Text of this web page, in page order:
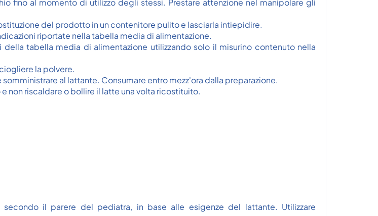
fino al momento di utilizzo degli stessi. Prestare attenzione nel manipolare gli
del prodotto in un contenitore pulito e lasciarla intiepidire.
riportate nella tabella media di alimentazione.
tabella media di alimentazione utilizzando solo il misurino contenuto nella
la polvere.
al lattante. Consumare entro mezz'ora dalla preparazione.
non riscaldare o bollire il latte una volta ricostituito.
il parere del pediatra, in base alle esigenze del lattante. Utilizzare